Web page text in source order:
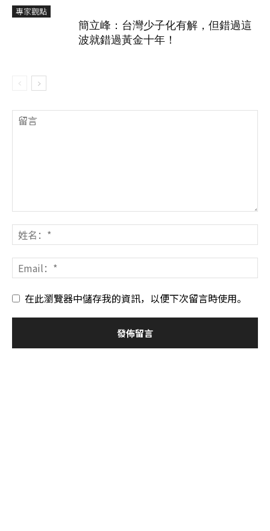
專家觀點
簡立峰：台灣少子化有解，但錯過這
波就錯過黃金十年！
在此瀏覽器中儲存我的資訊，以便下次留言時使用。